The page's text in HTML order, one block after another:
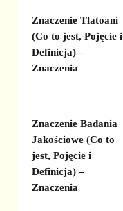
Znaczenie Tlatoani
(Co to jest, Pojęcie i
Definicja) –
Znaczenia
Znaczenie Badania
Jakościowe (Co to
jest, Pojęcie i
Definicja) –
Znaczenia